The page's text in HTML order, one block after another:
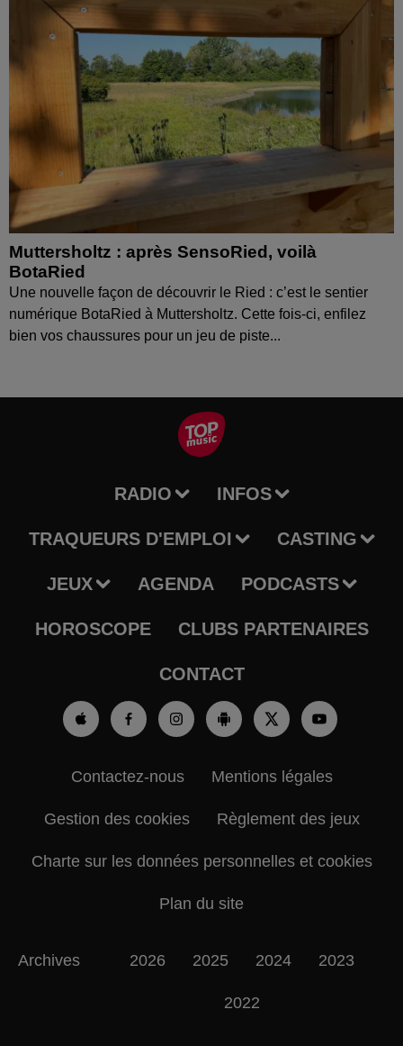
Muttersholtz : après SensoRied, voilà
BotaRied
Une nouvelle façon de découvrir le Ried : c’est le sentier
numérique BotaRied à Muttersholtz. Cette fois-ci, enfilez
bien vos chaussures pour un jeu de piste...
RADIO INFOS
TRAQUEURS D'EMPLOI CASTING
JEUX AGENDA PODCASTS
HOROSCOPE CLUBS PARTENAIRES
CONTACT
Contactez-nous Mentions légales
Gestion des cookies Règlement des jeux
Charte sur les données personnelles et cookies
Plan du site
Archives 2026 2025 2024 2023
2022